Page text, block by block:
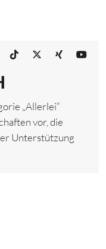
„Allerlei“
vor, die
Unterstützung